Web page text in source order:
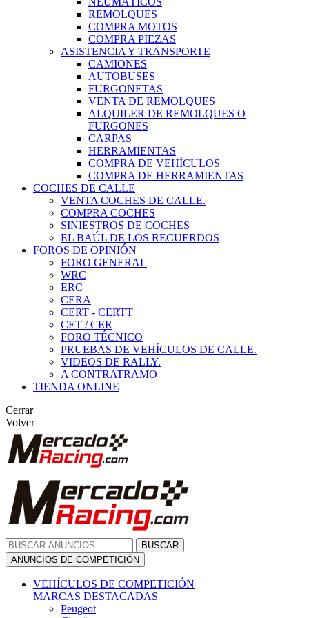
REMOLQUES
COMPRA MOTOS
COMPRA PIEZAS
ASISTENCIA Y TRANSPORTE
CAMIONES
AUTOBUSES
FURGONETAS
VENTA DE REMOLQUES
ALQUILER DE REMOLQUES O
FURGONES
CARPAS
HERRAMIENTAS
COMPRA DE VEHÍCULOS
COMPRA DE HERRAMIENTAS
COCHES DE CALLE
VENTA COCHES DE CALLE.
COMPRA COCHES
SINIESTROS DE COCHES
EL BAÚL DE LOS RECUERDOS
FOROS DE OPINIÓN
FORO GENERAL
WRC
ERC
CERA
CERT - CERTT
CET / CER
FORO TÉCNICO
PRUEBAS DE VEHÍCULOS DE CALLE.
VIDEOS DE RALLY.
A CONTRATRAMO
TIENDA ONLINE
Cerrar
Volver
BUSCAR
ANUNCIOS DE COMPETICIÓN
VEHÍCULOS DE COMPETICIÓN
MARCAS DESTACADAS
Peugeot